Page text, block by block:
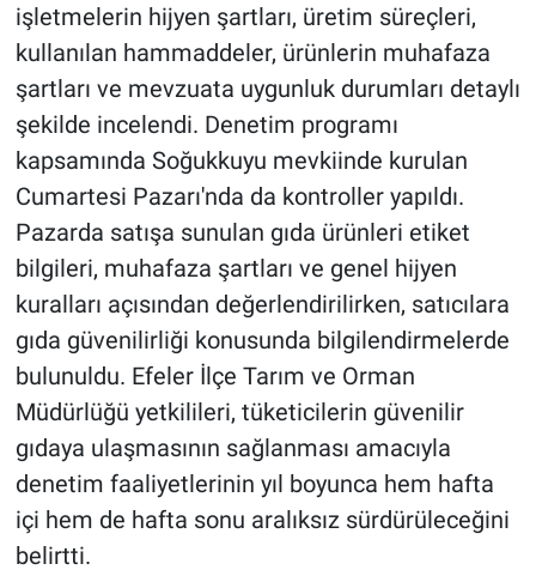
işletmelerin hijyen şartları, üretim süreçleri,
kullanılan hammaddeler, ürünlerin muhafaza
şartları ve mevzuata uygunluk durumları detaylı
şekilde incelendi. Denetim programı
kapsamında Soğukkuyu mevkiinde kurulan
Cumartesi Pazarı'nda da kontroller yapıldı.
Pazarda satışa sunulan gıda ürünleri etiket
bilgileri, muhafaza şartları ve genel hijyen
kuralları açısından değerlendirilirken, satıcılara
gıda güvenilirliği konusunda bilgilendirmelerde
bulunuldu. Efeler İlçe Tarım ve Orman
Müdürlüğü yetkilileri, tüketicilerin güvenilir
gıdaya ulaşmasının sağlanması amacıyla
denetim faaliyetlerinin yıl boyunca hem hafta
içi hem de hafta sonu aralıksız sürdürüleceğini
belirtti.